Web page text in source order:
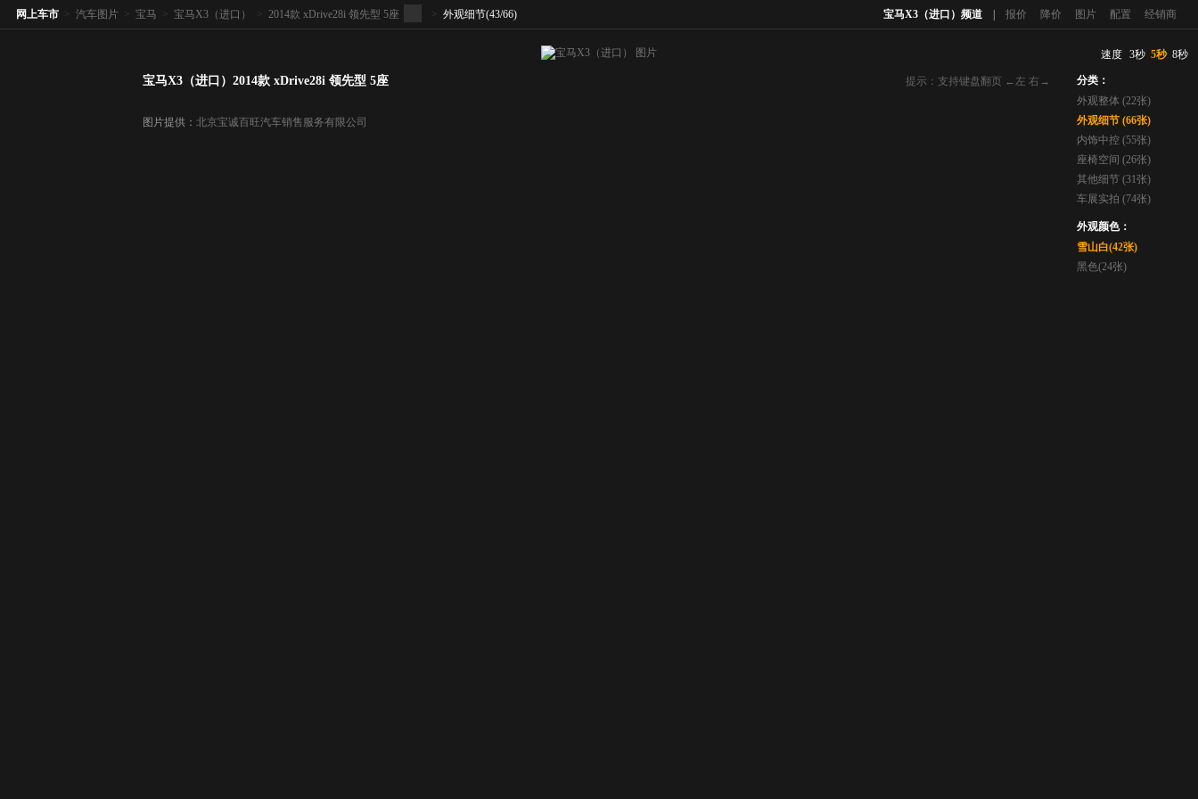
宝马X3（进口）频道 报价 降价 图片 配置 经销商
网上车市 > 汽车图片 > 宝马 > 宝马X3（进口） > 2014款 xDrive28i 领先型 5座 > 外观细节(43/66)
提示：支持键盘翻页 ←左 右→
宝马X3（进口）2014款 xDrive28i 领先型 5座
图片提供： 北京宝诚百旺汽车销售服务有限公司
速度 3秒 5秒 8秒
分类：
外观整体 (22张)
外观细节 (66张)
内饰中控 (55张)
座椅空间 (26张)
其他细节 (31张)
车展实拍 (74张)
外观颜色：
雪山白(42张)
黑色(24张)